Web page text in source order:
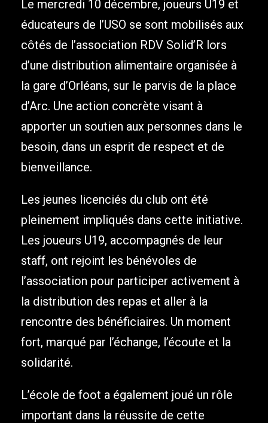
Le mercredi 10 décembre, joueurs U19 et
éducateurs de l’USO se sont mobilisés aux
côtés de l’association RDV Solid’R lors
d’une distribution alimentaire organisée à
la gare d’Orléans, sur le parvis de la place
d’Arc. Une action concrète visant à
apporter un soutien aux personnes dans le
besoin, dans un esprit de respect et de
bienveillance.
Les jeunes licenciés du club ont été
pleinement impliqués dans cette initiative.
Les joueurs U19, accompagnés de leur
staff, ont rejoint les bénévoles de
l’association pour participer activement à
la distribution des repas et aller à la
rencontre des bénéficiaires. Un moment
fort, marqué par l’échange, l’écoute et la
solidarité.
L’école de foot a également joué un rôle
important dans la réussite de cette